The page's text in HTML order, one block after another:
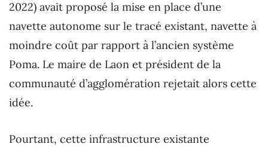
2022) avait proposé la mise en place d’une
navette autonome sur le tracé existant, navette à
moindre coût par rapport à l’ancien système
Poma. Le maire de Laon et président de la
communauté d’agglomération rejetait alors cette
idée.
Pourtant, cette infrastructure existante